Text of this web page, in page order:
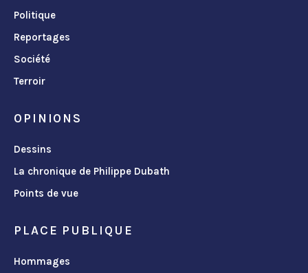
Politique
Reportages
Société
Terroir
OPINIONS
Dessins
La chronique de Philippe Dubath
Points de vue
PLACE PUBLIQUE
Hommages